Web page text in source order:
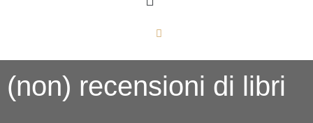
(non) recensioni di libri